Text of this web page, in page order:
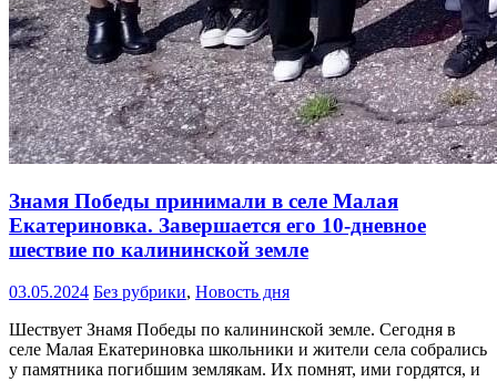
Знамя Победы принимали в селе Малая
Екатериновка. Завершается его 10-дневное
шествие по калининской земле
03.05.2024 Без рубрики, Новость дня
Шествует Знамя Победы по калининской земле. Сегодня в
селе Малая Екатериновка школьники и жители села собрались
у памятника погибшим землякам. Их помнят, ими гордятся, и